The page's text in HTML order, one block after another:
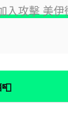
入攻擊 美
📮